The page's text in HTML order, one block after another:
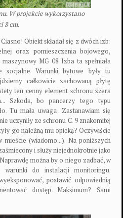
W projekcie wykorzystano
8 cm.
Obiekt składał się z dwóch izb:
oraz pomieszczenia bojowego,
MG 08 Izba ta spełniała
socjalne. Warunki bytowe były tu
całkowicie zachowaną płytę
ten cenny element schronu zżera
Szkoda, bo pancerzy tego typu
Tu mała uwaga: Zastanawiam się
uczyniły ze schronu C. 9 znakomitej
go należną mu opieką? Oczywiście
(wiadomo...). Na poniższych
i służy niejednokrotnie jako
można by o niego zadbać, w
do instalacji monitoringu.
postawić odpowiednią
dostęp. Maksimum? Sami